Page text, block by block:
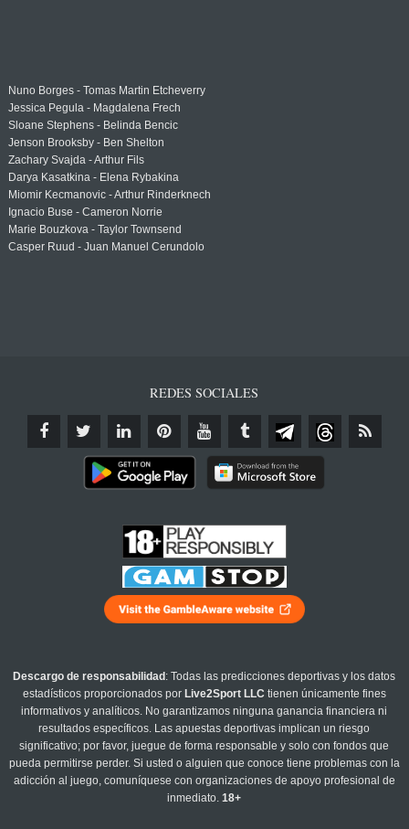
Nuno Borges - Tomas Martin Etcheverry
Jessica Pegula - Magdalena Frech
Sloane Stephens - Belinda Bencic
Jenson Brooksby - Ben Shelton
Zachary Svajda - Arthur Fils
Darya Kasatkina - Elena Rybakina
Miomir Kecmanovic - Arthur Rinderknech
Ignacio Buse - Cameron Norrie
Marie Bouzkova - Taylor Townsend
Casper Ruud - Juan Manuel Cerundolo
REDES SOCIALES
Descargo de responsabilidad : Todas las predicciones deportivas y los datos
estadísticos proporcionados por Live2Sport LLC tienen únicamente fines
informativos y analíticos. No garantizamos ninguna ganancia financiera ni
resultados específicos. Las apuestas deportivas implican un riesgo
significativo; por favor, juegue de forma responsable y solo con fondos que
pueda permitirse perder. Si usted o alguien que conoce tiene problemas con la
adicción al juego, comuníquese con organizaciones de apoyo profesional de
inmediato.18+